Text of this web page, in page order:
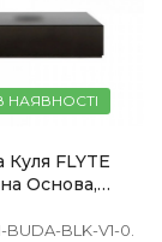
НАЯВНОСТІ
Куля FLYTE
Основа,
BUDA-BLK-V1-0.